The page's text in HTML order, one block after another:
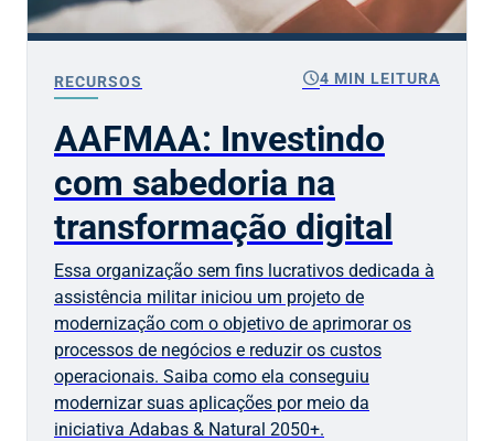
RECURSOS schedule4 MIN LEITURA
AAFMAA: Investindo
com sabedoria na
transformação digital
Essa organização sem fins lucrativos dedicada à
assistência militar iniciou um projeto de
modernização com o objetivo de aprimorar os
processos de negócios e reduzir os custos
operacionais. Saiba como ela conseguiu
modernizar suas aplicações por meio da
iniciativa Adabas & Natural 2050+.